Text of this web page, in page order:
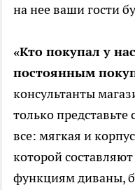
на нее ваши гости
«Кто покупал у
постоянным
консультанты
только представьте
все: мягкая и
которой
функциям диваны,